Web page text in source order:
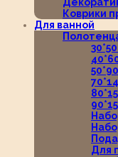
Коврики
Для ванной
Для